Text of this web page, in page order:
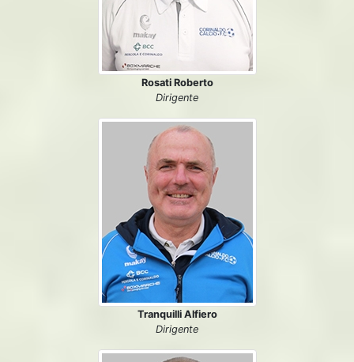
Rosati Roberto
Dirigente
Tranquilli Alfiero
Dirigente